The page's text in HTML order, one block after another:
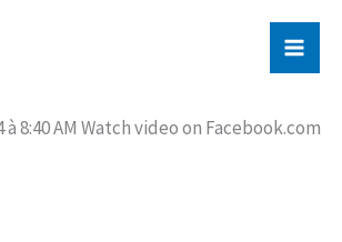
8:40 AM Watch video on Facebook.com